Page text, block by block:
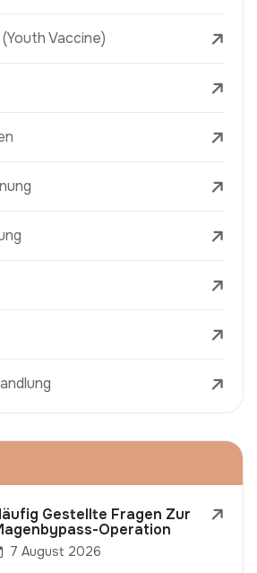
Vaccine)
Gestellte Fragen Zur
Operation
7 August 2026